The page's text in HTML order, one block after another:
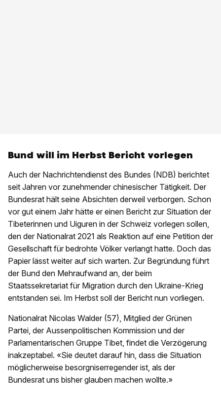
Bund will im Herbst Bericht vorlegen
Auch der Nachrichtendienst des Bundes (NDB) berichtet
seit Jahren vor zunehmender chinesischer Tätigkeit. Der
Bundesrat hält seine Absichten derweil verborgen. Schon
vor gut einem Jahr hätte er einen Bericht zur Situation der
Tibeterinnen und Uiguren in der Schweiz vorlegen sollen,
den der Nationalrat 2021 als Reaktion auf eine Petition der
Gesellschaft für bedrohte Völker verlangt hatte. Doch das
Papier lässt weiter auf sich warten. Zur Begründung führt
der Bund den Mehraufwand an, der beim
Staatssekretariat für Migration durch den Ukraine-Krieg
entstanden sei. Im Herbst soll der Bericht nun vorliegen.
Nationalrat Nicolas Walder (57), Mitglied der Grünen
Partei, der Aussenpolitischen Kommission und der
Parlamentarischen Gruppe Tibet, findet die Verzögerung
inakzeptabel. «Sie deutet darauf hin, dass die Situation
möglicherweise besorgniserregender ist, als der
Bundesrat uns bisher glauben machen wollte.»